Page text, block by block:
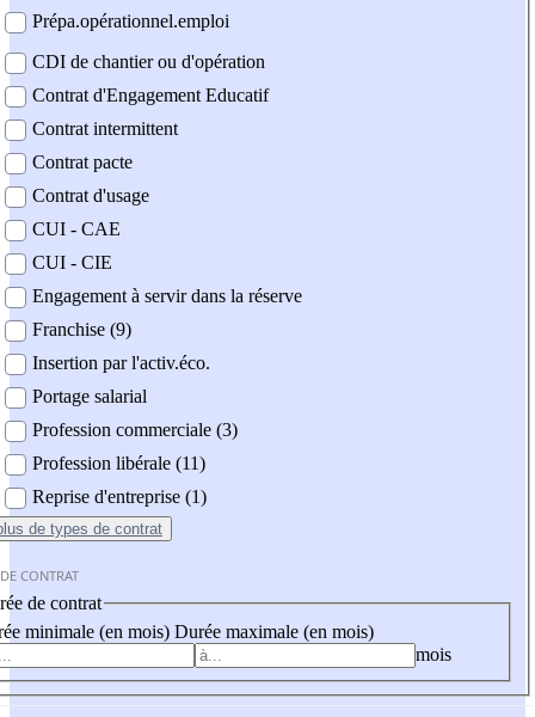
Prépa.opérationnel.emploi
CDI de chantier ou d'opération
Contrat d'Engagement Educatif
Contrat intermittent
Contrat pacte
Contrat d'usage
CUI - CAE
CUI - CIE
Engagement à servir dans la réserve
Franchise (9)
Insertion par l'activ.éco.
Portage salarial
Profession commerciale (3)
Profession libérale (11)
Reprise d'entreprise (1)
de types de contrat
CONTRAT
de contrat
minimale (en mois) Durée maximale (en mois)
mois